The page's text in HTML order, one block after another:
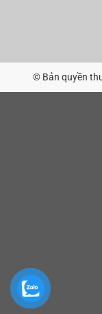
© Bản quyền